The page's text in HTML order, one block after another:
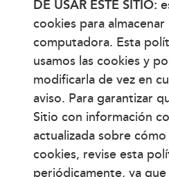
DE USAR ESTE SITIO:
cookies para
computadora. Esta
usamos las cookies y
modificarla de vez en
aviso. Para garantizar
Sitio con información
actualizada sobre cómo
cookies, revise esta